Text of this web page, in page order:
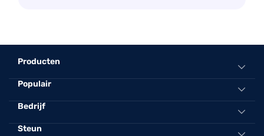
Producten
Alles-in-één muziekconverter
Spotify Music Converter
Apple Music Converter
Populair
Convert Spotify naar mp3 online
Beste spotify naar mp3 -converter
Bedrijf
Over TuneFab
Steun